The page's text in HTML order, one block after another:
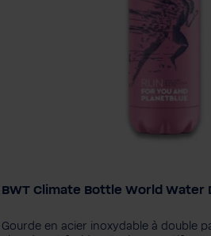
Edition
BWT Climate Bottle World Water
Gourde en acier inoxydable à double